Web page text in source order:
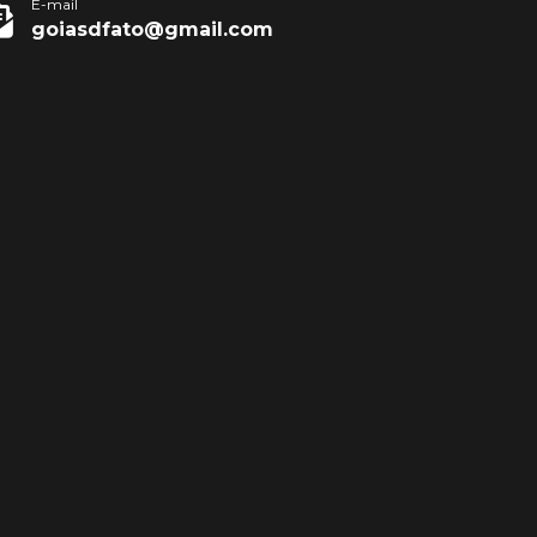
E-mail
goiasdfato@gmail.com